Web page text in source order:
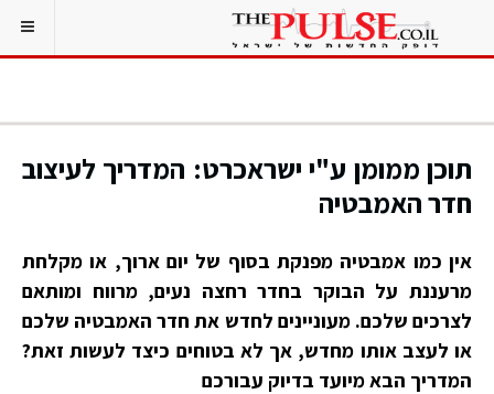
תוכן ממומן ע"י ישראכרט: המדריך לעיצוב
חדר האמבטיה
אין כמו אמבטיה מפנקת בסוף של יום ארוך, או מקלחת
מרעננת על הבוקר בחדר רחצה נעים, מרווח ומותאם
לצרכים שלכם. מעוניינים לחדש את חדר האמבטיה שלכם
או לעצב אותו מחדש, אך לא בטוחים כיצד לעשות זאת?
המדריך הבא מיועד בדיוק עבורכם